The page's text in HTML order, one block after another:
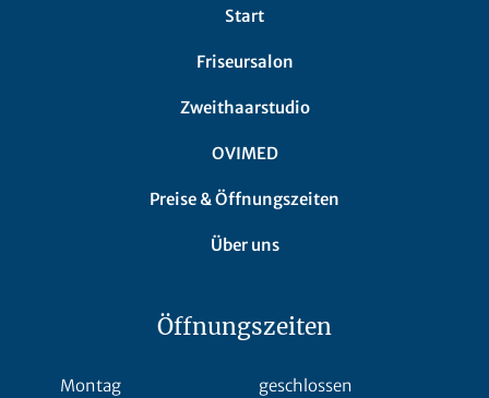
Start
Friseursalon
Zweithaarstudio
OVIMED
Preise & Öffnungszeiten
Über uns
Öffnungszeiten
Montag geschlossen